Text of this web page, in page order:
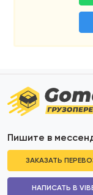
Пишите в
ЗАКАЗАТЬ
НАПИСАТЬ В